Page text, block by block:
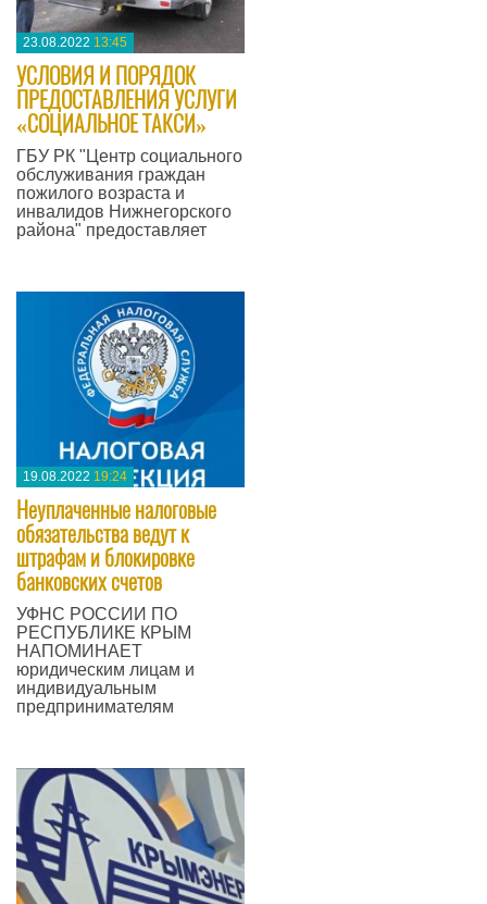
23.08.2022 13:45
УСЛОВИЯ И ПОРЯДОК
ПРЕДОСТАВЛЕНИЯ УСЛУГИ
«СОЦИАЛЬНОЕ ТАКСИ»
​ГБУ РК "Центр социального
обслуживания граждан
пожилого возраста и
инвалидов Нижнегорского
района" предоставляет
19.08.2022 19:24
Неуплаченные налоговые
обязательства ведут к
штрафам и блокировке
банковских счетов
​УФНС РОССИИ ПО
РЕСПУБЛИКЕ КРЫМ
НАПОМИНАЕТ
юридическим лицам и
индивидуальным
предпринимателям